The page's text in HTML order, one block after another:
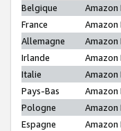
Belgique
Amazon
France
Amazon
Allemagne
Amazon
Irlande
Amazon
Italie
Amazon
Pays-Bas
Amazon
Pologne
Amazon
Espagne
Amazon